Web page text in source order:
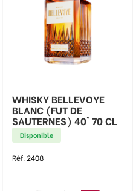
WHISKY BELLEVOYE
BLANC (FUT DE
SAUTERNES) 40° 70 CL
Disponible
Réf. 2408